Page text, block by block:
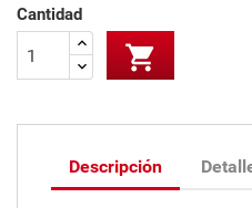
Cantidad

Descripción